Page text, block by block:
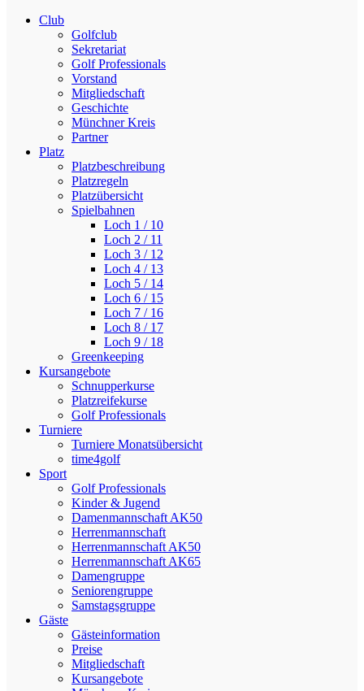
Club
Golfclub
Sekretariat
Golf Professionals
Vorstand
Mitgliedschaft
Geschichte
Münchner Kreis
Partner
Platz
Platzbeschreibung
Platzregeln
Platzübersicht
Spielbahnen
Loch 1 / 10
Loch 2 / 11
Loch 3 / 12
Loch 4 / 13
Loch 5 / 14
Loch 6 / 15
Loch 7 / 16
Loch 8 / 17
Loch 9 / 18
Greenkeeping
Kursangebote
Schnupperkurse
Platzreifekurse
Golf Professionals
Turniere
Turniere Monatsübersicht
time4golf
Sport
Golf Professionals
Kinder & Jugend
Damenmannschaft AK50
Herrenmannschaft
Herrenmannschaft AK50
Herrenmannschaft AK65
Damengruppe
Seniorengruppe
Samstagsgruppe
Gäste
Gästeinformation
Preise
Mitgliedschaft
Kursangebote